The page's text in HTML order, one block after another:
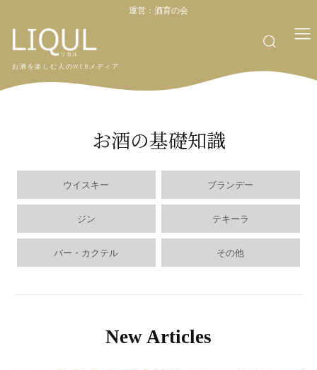
運営： 酒育の会
お酒を楽しむ人のWEBメディア
お酒の基礎知識
ウイスキー ブランデー
ジン テキーラ
バー・カクテル その他
New Articles